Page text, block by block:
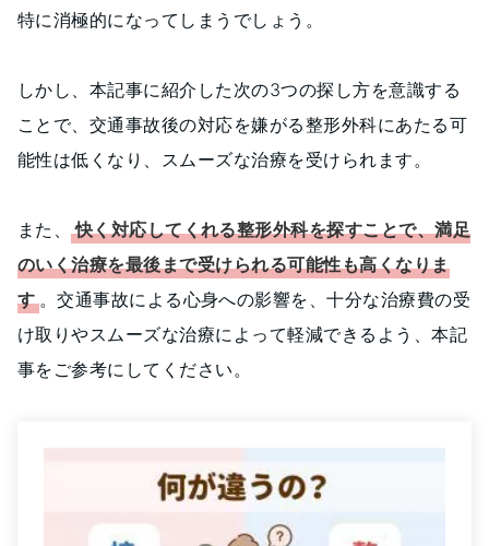
特に消極的になってしまうでしょう。
しかし、本記事に紹介した次の3つの探し方を意識する
ことで、交通事故後の対応を嫌がる整形外科にあたる可
能性は低くなり、スムーズな治療を受けられます。
また、快く対応してくれる整形外科を探すことで、満足
のいく治療を最後まで受けられる可能性も高くなりま
す。交通事故による心身への影響を、十分な治療費の受
け取りやスムーズな治療によって軽減できるよう、本記
事をご参考にしてください。